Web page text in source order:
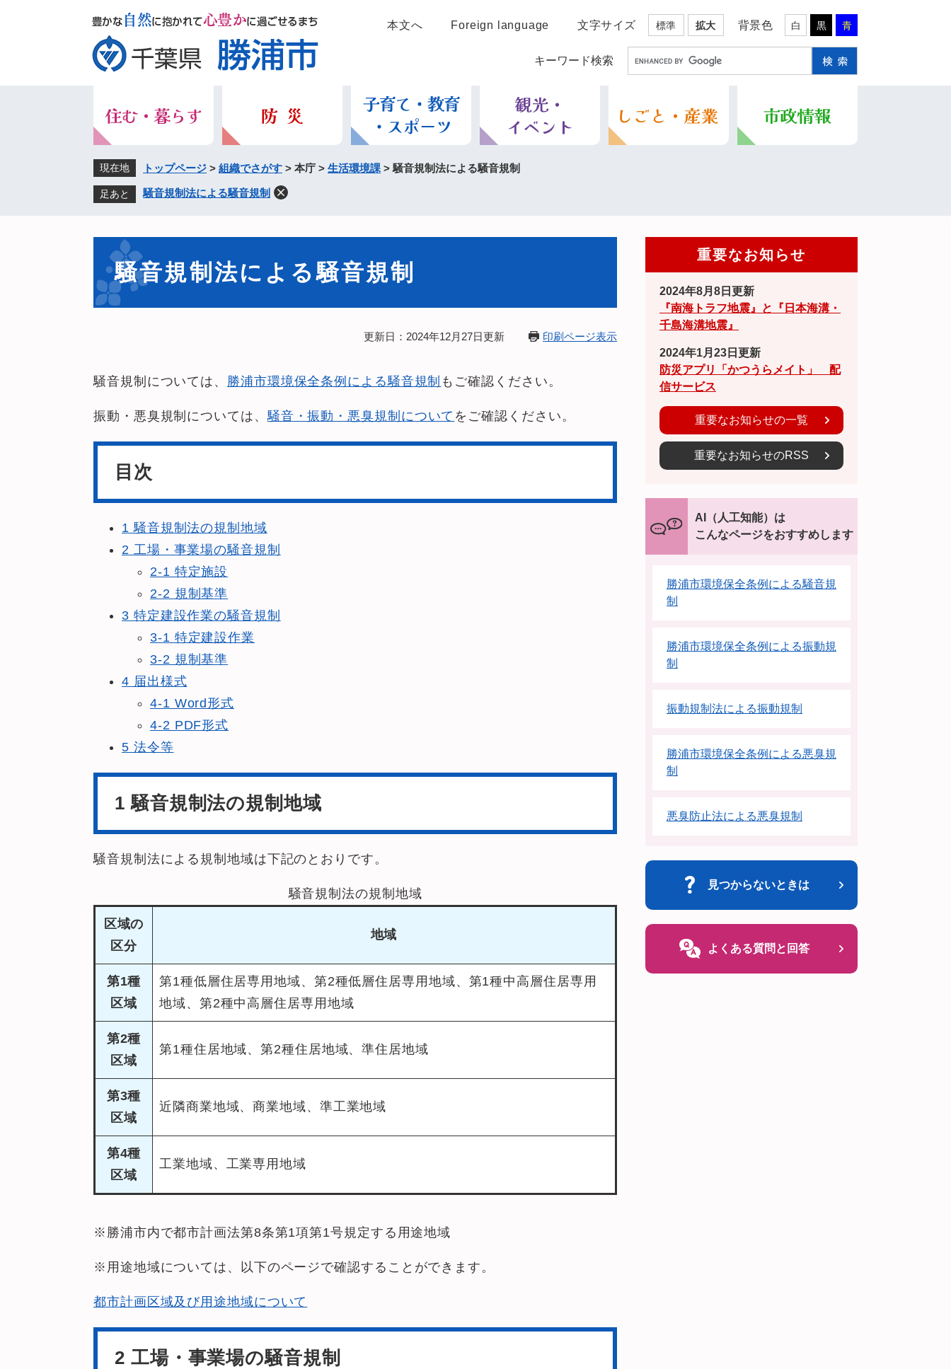
本文へ Foreign language 文字サイズ 標準 拡大 背景色 白 黒 青
キーワード検索
現在地 トップページ > 組織でさがす > 本庁 > 生活環境課 > 騒音規制法による騒音規制
足あと 騒音規制法による騒音規制
騒音規制法による騒音規制
更新日：2024年12月27日更新 印刷ページ表示
騒音規制については、 勝浦市環境保全条例による騒音規制 もご確認ください。
振動・悪臭規制については、騒音・振動・悪臭規制について をご確認ください。
目次
1 騒音規制法の規制地域
2 工場・事業場の騒音規制
2-1 特定施設
2-2 規制基準
3 特定建設作業の騒音規制
3-1 特定建設作業
3-2 規制基準
4 届出様式
4-1 Word形式
4-2 PDF形式
5 法令等
1 騒音規制法の規制地域
騒音規制法による規制地域は下記のとおりです。
騒音規制法の規制地域
区域の
区分
地域
第1種
区域
第1種低層住居専用地域、第2種低層住居専用地域、第1種中高層住居専用
地域、第2種中高層住居専用地域
第2種
区域
第1種住居地域、第2種住居地域、準住居地域
第3種
区域
近隣商業地域、商業地域、準工業地域
第4種
区域
工業地域、工業専用地域
※勝浦市内で都市計画法第8条第1項第1号規定する用途地域
※用途地域については、以下のページで確認することができます。
都市計画区域及び用途地域について
2 工場・事業場の騒音規制
重要なお知らせ
2024年8月8日更新
『南海トラフ地震』と『日本海溝・
千島海溝地震』
2024年1月23日更新
防災アプリ「かつうらメイト」 配
信サービス
重要なお知らせの一覧
重要なお知らせのRSS
AI（人工知能）は
こんなページをおすすめします
勝浦市環境保全条例による騒音規
制
勝浦市環境保全条例による振動規
制
振動規制法による振動規制
勝浦市環境保全条例による悪臭規
制
悪臭防止法による悪臭規制
見つからないときは
よくある質問と回答